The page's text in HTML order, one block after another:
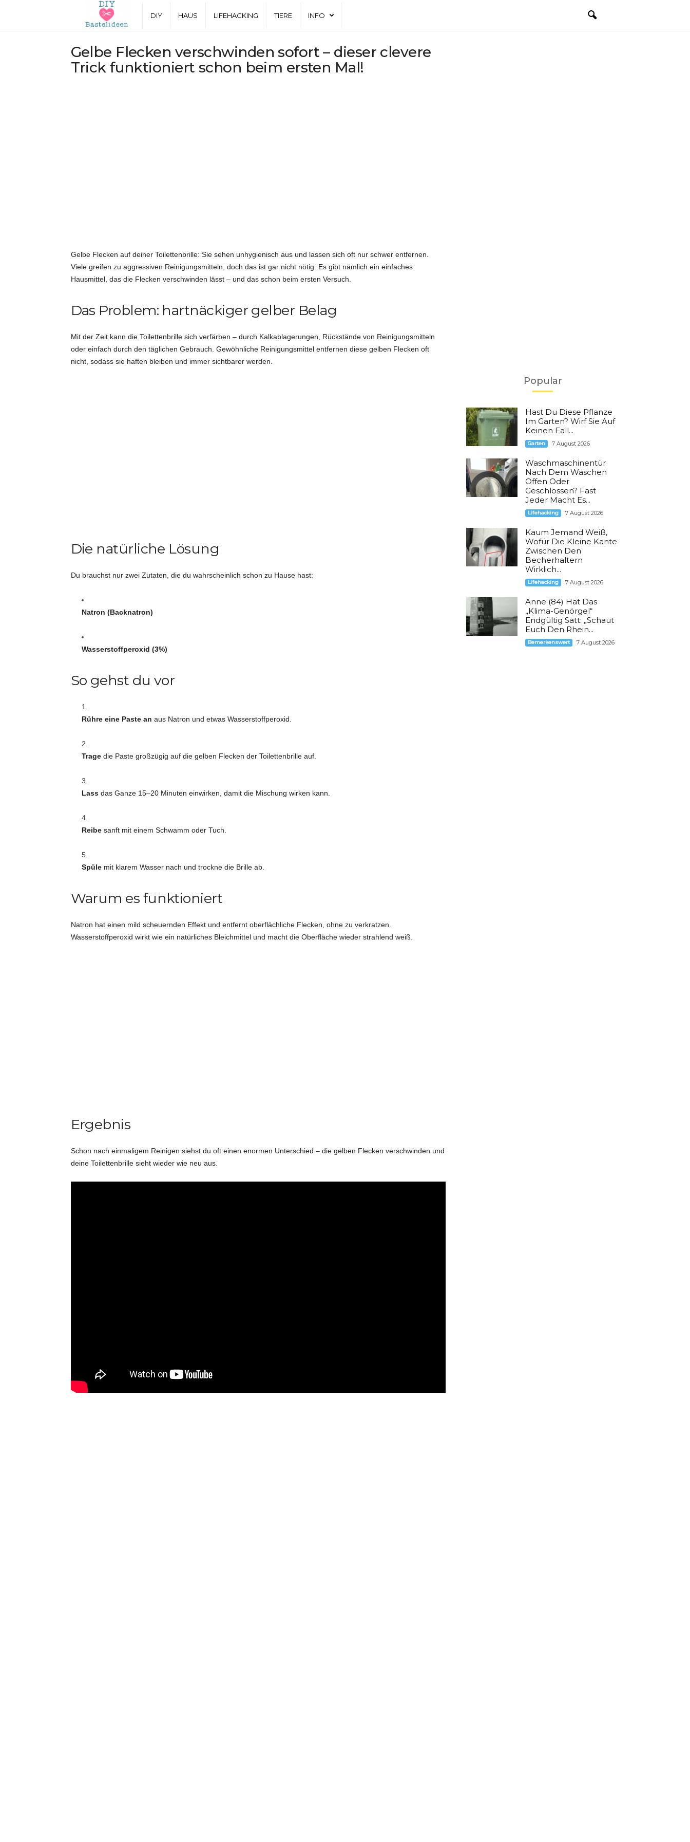
Y
d
n
DIY HAUS LIFEHACKING TIERE INFO
Gelbe Flecken verschwinden sofort – dieser clevere
Trick funktioniert schon beim ersten Mal!
Gelbe Flecken auf deiner Toilettenbrille: Sie sehen unhygienisch aus und lassen sich oft nur schwer entfernen.
Viele greifen zu aggressiven Reinigungsmitteln, doch das ist gar nicht nötig. Es gibt nämlich ein einfaches
Hausmittel, das die Flecken verschwinden lässt – und das schon beim ersten Versuch.
Das Problem: hartnäckiger gelber Belag
Mit der Zeit kann die Toilettenbrille sich verfärben – durch Kalkablagerungen, Rückstände von Reinigungsmitteln
oder einfach durch den täglichen Gebrauch. Gewöhnliche Reinigungsmittel entfernen diese gelben Flecken oft
nicht, sodass sie haften bleiben und immer sichtbarer werden.
Die natürliche Lösung
Du brauchst nur zwei Zutaten, die du wahrscheinlich schon zu Hause hast:
Natron (Backnatron)
Wasserstoffperoxid (3%)
So gehst du vor
Rühre eine Paste an aus Natron und etwas Wasserstoffperoxid.
Tragedie Paste großzügig auf die gelben Flecken der Toilettenbrille auf.
Lassdas Ganze 15–20 Minuten einwirken, damit die Mischung wirken kann.
Reibesanft mit einem Schwamm oder Tuch.
Spülemit klarem Wasser nach und trockne die Brille ab.
Warum es funktioniert
Natron hat einen mild scheuernden Effekt und entfernt oberflächliche Flecken, ohne zu verkratzen.
Wasserstoffperoxid wirkt wie ein natürliches Bleichmittel und macht die Oberfläche wieder strahlend weiß.
Ergebnis
Schon nach einmaligem Reinigen siehst du oft einen enormen Unterschied – die gelben Flecken verschwinden und
deine Toilettenbrille sieht wieder wie neu aus.
Popular
Hast Du Diese Pflanze
Im Garten? Wirf Sie Auf
Keinen Fall...
Garten 7 August 2026
Waschmaschinentür
Nach Dem Waschen
Offen Oder
Geschlossen? Fast
Jeder Macht Es...
Lifehacking 7 August 2026
Kaum Jemand Weiß,
Wofür Die Kleine Kante
Zwischen Den
Becherhaltern
Wirklich...
Lifehacking 7 August 2026
Anne (84) Hat Das
„Klima-Genörgel“
Endgültig Satt: „Schaut
Euch Den Rhein...
Bemerkenswert 7 August 2026